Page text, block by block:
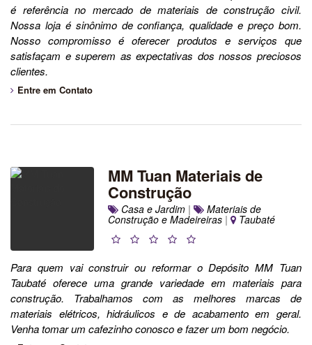
é referência no mercado de materiais de construção civil.
Nossa loja é sinônimo de confiança, qualidade e preço bom.
Nosso compromisso é oferecer produtos e serviços que
satisfaçam e superem as expectativas dos nossos preciosos
clientes.
Entre em Contato
MM Tuan Materiais de
Construção
Casa e Jardim | Materiais de
Construção e Madeireiras | Taubaté
Para quem vai construir ou reformar o Depósito MM Tuan
Taubaté oferece uma grande variedade em materiais para
construção. Trabalhamos com as melhores marcas de
materiais elétricos, hidráulicos e de acabamento em geral.
Venha tomar um cafezinho conosco e fazer um bom negócio.